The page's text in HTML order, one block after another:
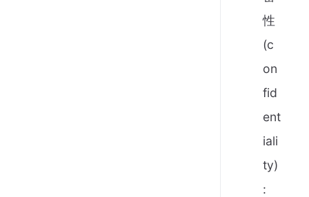
性
(c
on
fid
ent
iali
ty)
: